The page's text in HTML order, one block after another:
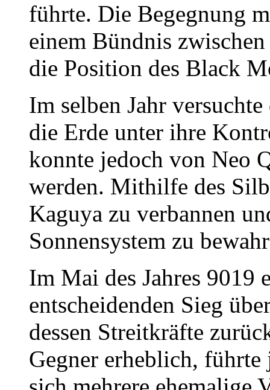
führte. Die Begegnung
einem Bündnis
die Position des Black
Im selben Jahr
die Erde unter ihre
konnte jedoch von Neo
werden. Mithilfe des
Kaguya zu verbannen
Sonnensystem zu
Im Mai des Jahres 9019
entscheidenden Sieg
dessen Streitkräfte
Gegner erheblich,